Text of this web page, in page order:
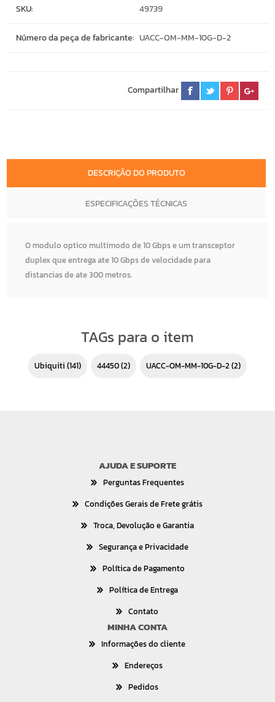
SKU: 49739
Número da peça de fabricante: UACC-OM-MM-10G-D-2
Compartilhar
DESCRIÇÃO DO PRODUTO
ESPECIFICAÇÕES TÉCNICAS
O modulo optico multimodo de 10 Gbps e um transceptor
duplex que entrega ate 10 Gbps de velocidade para
distancias de ate 300 metros.
TAGs para o item
Ubiquiti (141) 44450(2) UACC-OM-MM-10G-D-2 (2)
AJUDA E SUPORTE
Perguntas Frequentes
Condições Gerais de Frete grátis
Troca, Devolução e Garantia
Segurança e Privacidade
Política de Pagamento
Política de Entrega
Contato
MINHA CONTA
Informações do cliente
Endereços
Pedidos